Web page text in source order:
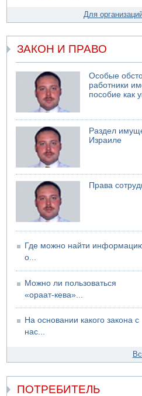
В Дубае поднимается дым над
05.08.2026 06:41
Еще один меморандум для
04.08.2026 20:31
Минздрав и Министерство
необычно высоком уровне
реках и ручьях на севере
04.08.2026 19:20
районе Бейт-Шемеша вновь
04.08.2026 18:17
75-летний мужчина получил
в результате нападения на
Авиве
Для
ЗАКОН И ПРАВО
Особые
работники
пособие как
Раздел
Израиле
Права
Где можно найти
о...
Можно ли пользоваться
«ораат-кева»...
На основании какого закона с
нас...
ПОТРЕБИТЕЛЬ